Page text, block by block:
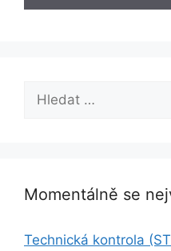
Hledat:
Momentálně se
Technická kontrola